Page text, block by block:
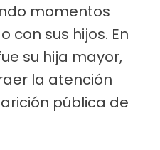
momentos
con sus hijos. En
su hija mayor,
la atención
pública de